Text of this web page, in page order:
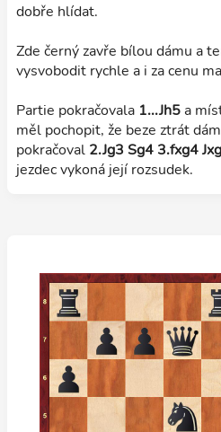
dobře hlídat.
Zde černý zavře bílou dámu a
vysvobodit rychle a i za cenu
Partie pokračovala 1...Jh5a
měl pochopit, že beze ztrát
pokračoval 2.Jg3 Sg4 3.fxg4
jezdec vykoná její rozsudek.